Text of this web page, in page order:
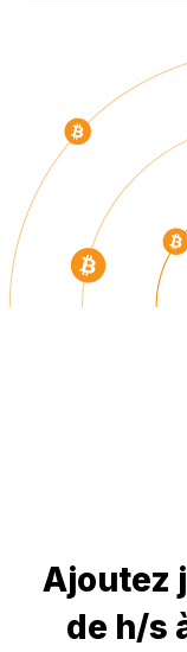
Ajoutez
de h/s